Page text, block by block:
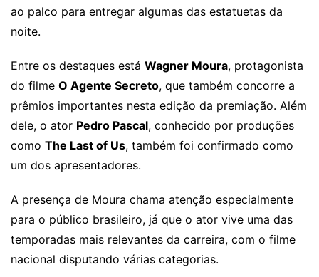
ao palco para entregar algumas das estatuetas da
noite.
Entre os destaques está Wagner Moura, protagonista
do filme O Agente Secreto, que também concorre a
prêmios importantes nesta edição da premiação. Além
dele, o ator Pedro Pascal, conhecido por produções
como The Last of Us, também foi confirmado como
um dos apresentadores.
A presença de Moura chama atenção especialmente
para o público brasileiro, já que o ator vive uma das
temporadas mais relevantes da carreira, com o filme
nacional disputando várias categorias.